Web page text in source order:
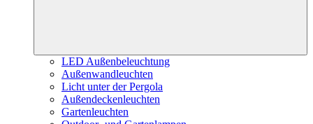
LED Außenbeleuchtung
Außenwandleuchten
Licht unter der Pergola
Außendeckenleuchten
Gartenleuchten